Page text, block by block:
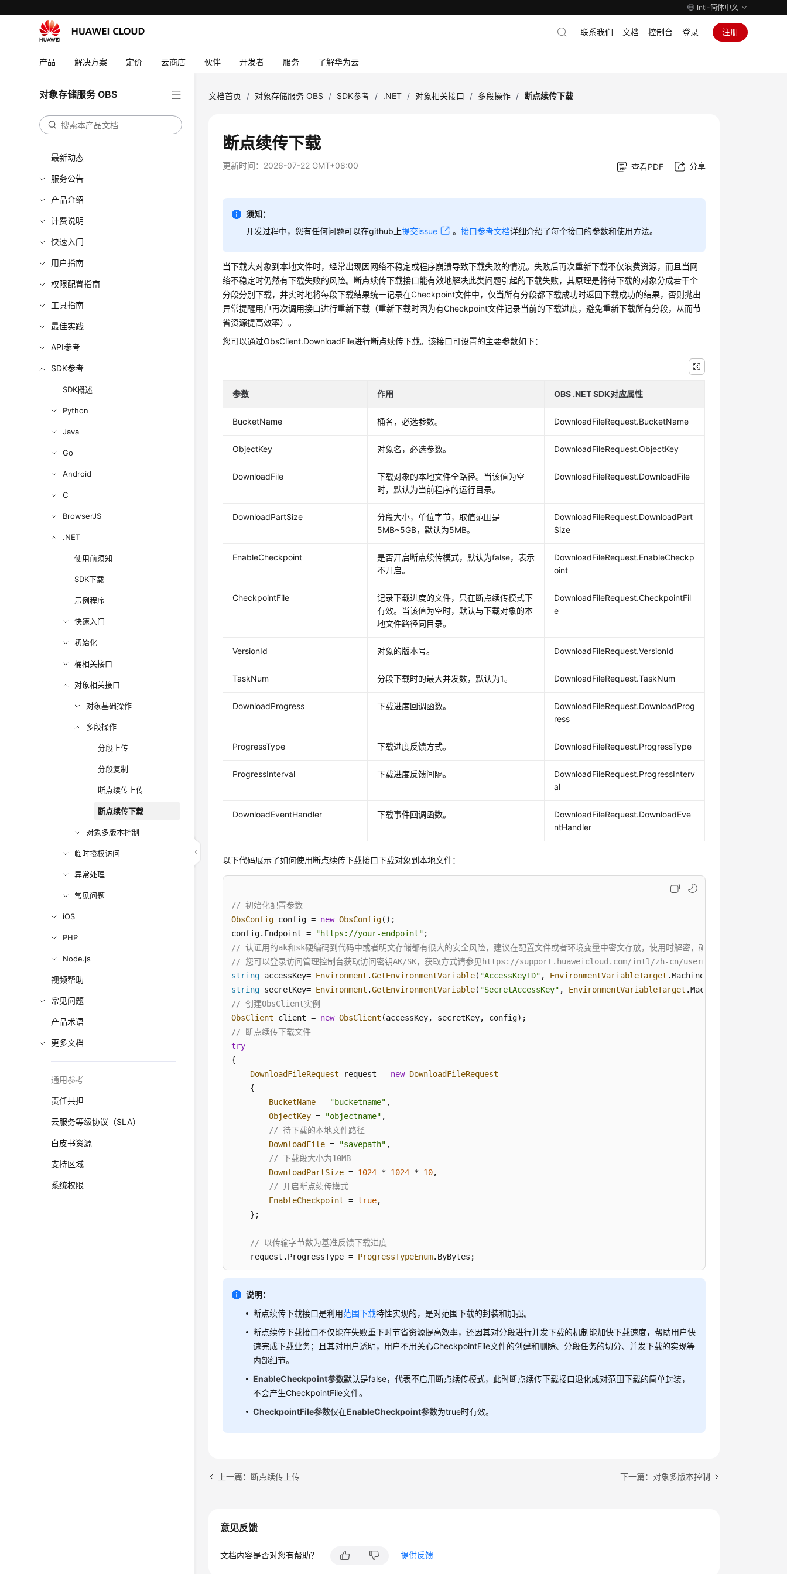
Intl-简体中文
产品 解决方案 定价 云商店 伙伴 开发者 服务 了解华为云
联系我们 文档 控制台 登录 注册
对象存储服务 OBS
最新动态
服务公告
产品介绍
计费说明
快速入门
用户指南
权限配置指南
工具指南
最佳实践
API参考
SDK参考
SDK概述
Python
Java
Go
Android
C
BrowserJS
.NET
使用前须知
SDK下载
示例程序
快速入门
初始化
桶相关接口
对象相关接口
对象基础操作
多段操作
分段上传
分段复制
断点续传上传
断点续传下载
对象多版本控制
临时授权访问
异常处理
常见问题
iOS
PHP
Node.js
视频帮助
常见问题
产品术语
更多文档
通用参考
责任共担
云服务等级协议（SLA）
白皮书资源
支持区域
系统权限
文档首页 / 对象存储服务 OBS / SDK参考 / .NET / 对象相关接口 / 多段操作 / 断点续传下载
断点续传下载
更新时间： 2026-07-22 GMT+08:00 查看PDF 分享
须知：
开发过程中，您有任何问题可以在github上提交issue 。接口参考文档详细介绍了每个接口的参数和使用方法。
当下载大对象到本地文件时，经常出现因网络不稳定或程序崩溃导致下载失败的情况。失败后再次重新下载不仅浪费资源，而且当网
络不稳定时仍然有下载失败的风险。断点续传下载接口能有效地解决此类问题引起的下载失败，其原理是将待下载的对象分成若干个
分段分别下载，并实时地将每段下载结果统一记录在Checkpoint文件中，仅当所有分段都下载成功时返回下载成功的结果，否则抛出
异常提醒用户再次调用接口进行重新下载（重新下载时因为有Checkpoint文件记录当前的下载进度，避免重新下载所有分段，从而节
省资源提高效率）。
您可以通过ObsClient.DownloadFile进行断点续传下载。该接口可设置的主要参数如下：
参数 作用 OBS .NET SDK对应属性
BucketName 桶名，必选参数。 DownloadFileRequest.BucketName
ObjectKey 对象名，必选参数。 DownloadFileRequest.ObjectKey
DownloadFile
下载对象的本地文件全路径。当该值为空
时，默认为当前程序的运行目录。
DownloadFileRequest.DownloadFile
DownloadPartSize
分段大小，单位字节，取值范围是
5MB~5GB，默认为5MB。
DownloadFileRequest.DownloadPart
Size
EnableCheckpoint
是否开启断点续传模式，默认为false，表示
不开启。
DownloadFileRequest.EnableCheckp
oint
CheckpointFile
记录下载进度的文件，只在断点续传模式下
有效。当该值为空时，默认与下载对象的本
地文件路径同目录。
DownloadFileRequest.CheckpointFil
e
VersionId 对象的版本号。 DownloadFileRequest.VersionId
TaskNum 分段下载时的最大并发数，默认为1。 DownloadFileRequest.TaskNum
DownloadProgress 下载进度回调函数。
DownloadFileRequest.DownloadProg
ress
ProgressType 下载进度反馈方式。 DownloadFileRequest.ProgressType
ProgressInterval 下载进度反馈间隔。
DownloadFileRequest.ProgressInterv
al
DownloadEventHandler 下载事件回调函数。
DownloadFileRequest.DownloadEve
ntHandler
以下代码展示了如何使用断点续传下载接口下载对象到本地文件：
// 初始化配置参数
ObsConfig config = new ObsConfig();
config. Endpoint = "https://your-endpoint"
// 认证用的ak和sk硬编码到代码中或者明文存储都有很大的安全风险，建议在配置文件或者环境变量中密文存放，使用时解密，确保安全；本示例以
// 您可以登录访问管理控制台获取访问密钥AK/SK，获取方式请参见https://support.huaweicloud.com/intl/zh-cn/usermanual-ca/
string accessKey= Environment .GetEnvironmentVariable( "AccessKeyID" , EnvironmentVariableTarget .Machine
string secretKey= Environment .GetEnvironmentVariable( "SecretAccessKey" , EnvironmentVariableTarget .Machine
// 创建ObsClient实例
ObsClient client = new ObsClient
// 断点续传下载文件
try
{
DownloadFileRequest request = new DownloadFileRequest
    {
BucketName = "bucketname" ,
ObjectKey = "objectname" ,
// 待下载的本地文件路径
DownloadFile = "savepath" ,
// 下载段大小为10MB
DownloadPartSize = 1024 * 1024 * 10,
// 开启断点续传模式
EnableCheckpoint = true,
    };
// 以传输字节数为基准反馈下载进度
    request.
ProgressType = ProgressTypeEnum. ByBytes ;
// 每下载1MB数据反馈下载进度
// 注册下载进度回调函数
    request.
DownloadProgress += delegate(object sender, TransferStatus status){
// 获取下载平均速率
Console
Console.WriteLine("TransferPercentage: {0}", status.TransferPercentage);
    };
    };
Console
catch (ObsException
说明：
断点续传下载接口是利用范围下载特性实现的，是对范围下载的封装和加强。
断点续传下载接口不仅能在失败重下时节省资源提高效率，还因其对分段进行并发下载的机制能加快下载速度，帮助用户快
速完成下载业务；且其对用户透明，用户不用关心CheckpointFile文件的创建和删除、分段任务的切分、并发下载的实现等
内部细节。
EnableCheckpoint参数默认是false，代表不启用断点续传模式，此时断点续传下载接口退化成对范围下载的简单封装，
不会产生CheckpointFile文件。
CheckpointFile参数仅在EnableCheckpoint参数为true时有效。
上一篇：断点续传上传 下一篇：对象多版本控制
意见反馈
文档内容是否对您有帮助？ 提供反馈